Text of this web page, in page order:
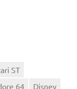
ST
64
Disney